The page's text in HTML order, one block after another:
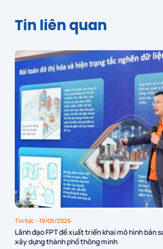
Tin liên quan
Tin tức- 19/05/2026
Lãnh đạo FPT đề xuất triển khai mô hình bản
xây dựng thành phố thông minh